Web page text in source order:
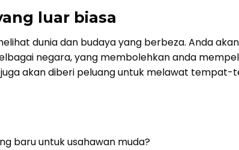
luar biasa
dunia dan budaya yang berbeza. Anda akan
negara, yang membolehkan anda
akan diberi peluang untuk melawat tempat-
baru untuk usahawan muda?